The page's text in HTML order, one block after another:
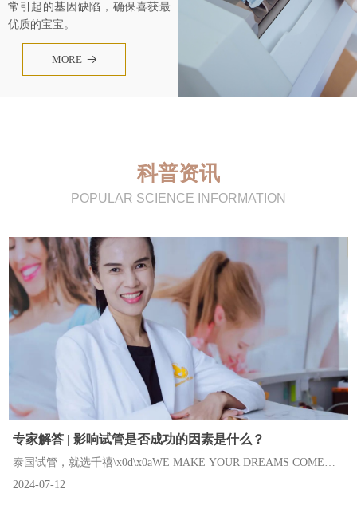
常引起的基因缺陷，确保喜获最
优质的宝宝。
MORE 뀠
科普资讯
POPULAR SCIENCE INFORMATION
专家解答 | 影响试管是否成功的因素是什么？
泰国试管，就选千禧\x0d\x0aWE MAKE YOUR DREAMS COME
TRUE
2024-07-12